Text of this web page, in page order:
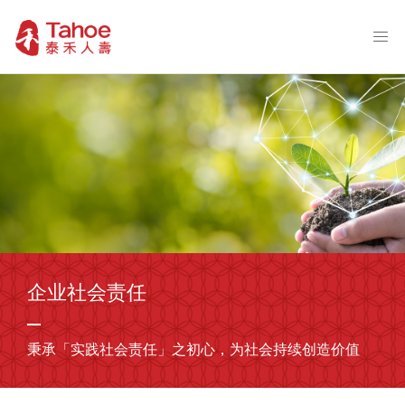
企业社会责任
秉承「实践社会责任」之初心，为社会持续创造价值